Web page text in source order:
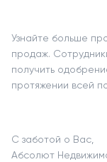
Узнайте больше
продаж.
получить
протяжении всей
С заботой о Вас,
Абсолют